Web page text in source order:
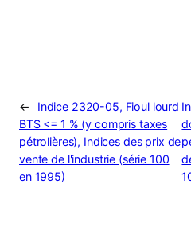
←
Indice 2320-05, Fioul lourd
BTS <= 1 % (y compris taxes
pétrolières), Indices des prix de
vente de l'industrie (série 100
en 1995)